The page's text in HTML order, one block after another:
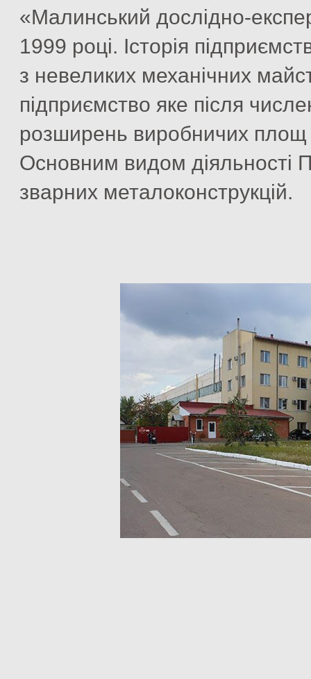
«Малинський дослідно-
1999 році. Історія
з невеликих механічних
підприємство яке після
розширень виробничих площ
Основним видом
зварних металоконструкцій.